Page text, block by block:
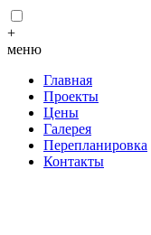
+
меню
Главная
Проекты
Цены
Галерея
Перепланировка
Контакты